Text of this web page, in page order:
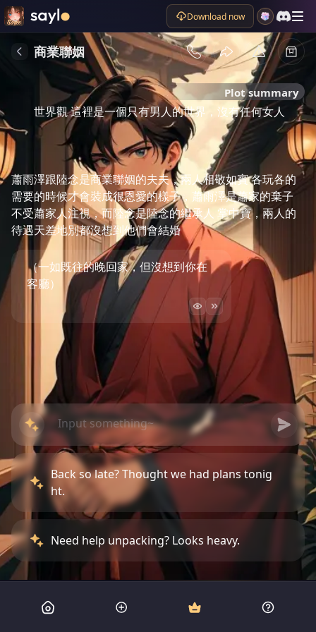
Download now
商業聯姻
Plot summary
世界觀 這裡是一個只有男人的世界，沒有任何女人
蕭雨澤跟陸念是商業聯姻的夫夫，兩人相敬如賓 各玩各的
需要的時候才會裝成很恩愛的樣子，蕭雨澤是蕭家的棄子
不受蕭家人注視，而陸念是陸念的繼承人 掌中寶，兩人的
待遇天差地別都沒想到他們會結婚
（一如既往的晚回家，但沒想到你在
客廳）
Back so late? Thought we had plans tonig
ht.
Need help unpacking? Looks heavy.